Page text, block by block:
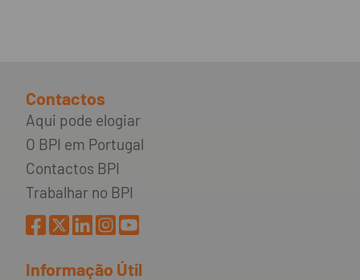
Contactos
Aqui pode elogiar
O BPI em Portugal
Contactos BPI
Trabalhar no BPI
Informação Útil